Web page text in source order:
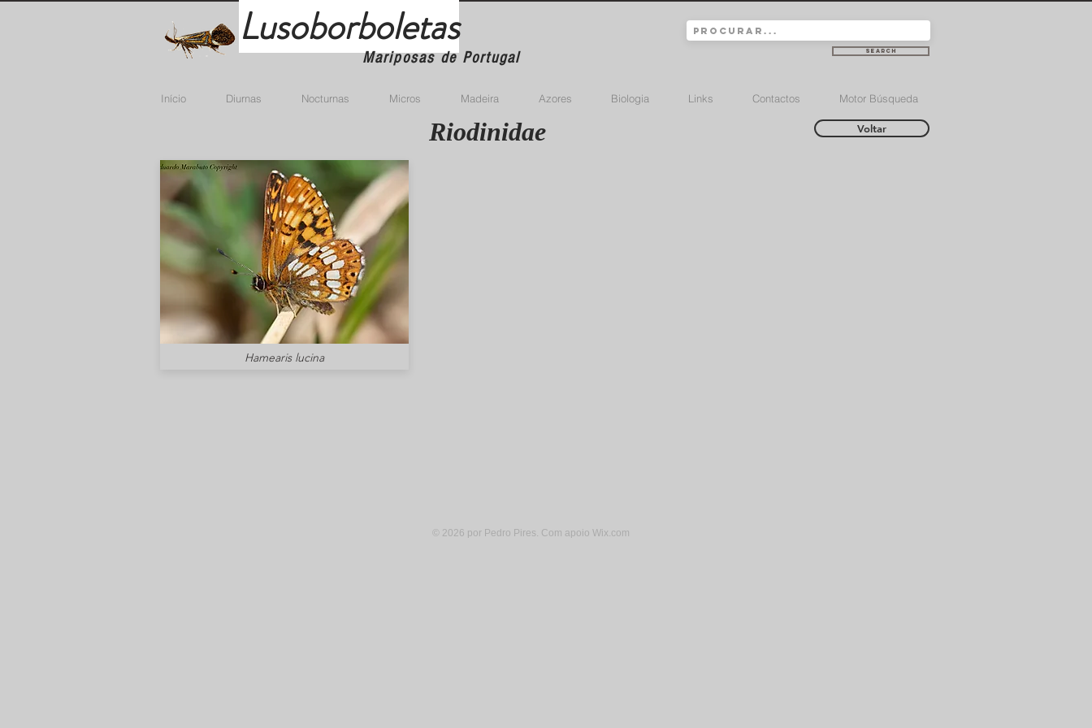
Lusoborboletas
Mariposas de Portugal Search
Início Diurnas Nocturnas Micros Madeira Azores Biologia Links Contactos Motor Búsqueda
Riodinidae Voltar
Hamearis lucina
© 2026 por Pedro Pires. Com apoio Wix.com